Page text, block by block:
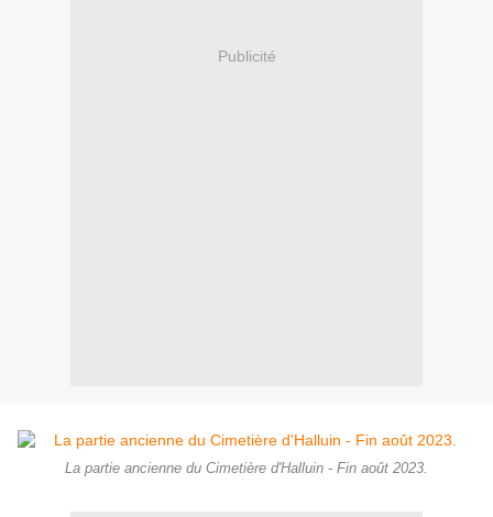
Publicité
La partie ancienne du Cimetière d'Halluin - Fin août 2023.